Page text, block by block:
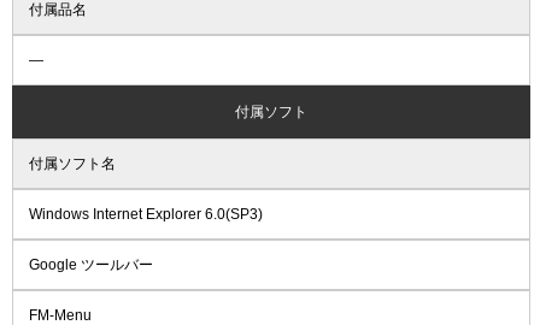
付属品名
―
付属ソフト
付属ソフト名
Windows Internet Explorer 6.0(SP3)
Google ツールバー
FM-Menu